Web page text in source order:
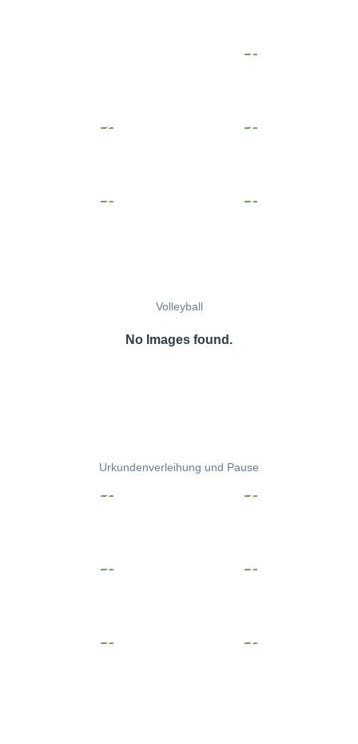
Volleyball
No Images found.
Urkundenverleihung und Pause